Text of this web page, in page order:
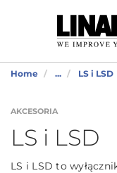
Home ... LS i LSD
AKCESORIA
LS i LSD
LS i LSD to